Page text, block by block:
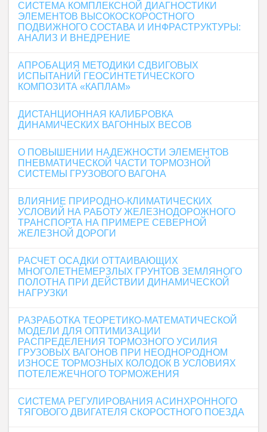
СИСТЕМА КОМПЛЕКСНОЙ ДИАГНОСТИКИ
ЭЛЕМЕНТОВ ВЫСОКОСКОРОСТНОГО
ПОДВИЖНОГО СОСТАВА И ИНФРАСТРУКТУРЫ:
АНАЛИЗ И ВНЕДРЕНИЕ
АПРОБАЦИЯ МЕТОДИКИ СДВИГОВЫХ
ИСПЫТАНИЙ ГЕОСИНТЕТИЧЕСКОГО
КОМПОЗИТА «КАПЛАМ»
ДИСТАНЦИОННАЯ КАЛИБРОВКА
ДИНАМИЧЕСКИХ ВАГОННЫХ ВЕСОВ
О ПОВЫШЕНИИ НАДЕЖНОСТИ ЭЛЕМЕНТОВ
ПНЕВМАТИЧЕСКОЙ ЧАСТИ ТОРМОЗНОЙ
СИСТЕМЫ ГРУЗОВОГО ВАГОНА
ВЛИЯНИЕ ПРИРОДНО-КЛИМАТИЧЕСКИХ
УСЛОВИЙ НА РАБОТУ ЖЕЛЕЗНОДОРОЖНОГО
ТРАНСПОРТА НА ПРИМЕРЕ СЕВЕРНОЙ
ЖЕЛЕЗНОЙ ДОРОГИ
РАСЧЕТ ОСАДКИ ОТТАИВАЮЩИХ
МНОГОЛЕТНЕМЕРЗЛЫХ ГРУНТОВ ЗЕМЛЯНОГО
ПОЛОТНА ПРИ ДЕЙСТВИИ ДИНАМИЧЕСКОЙ
НАГРУЗКИ
РАЗРАБОТКА ТЕОРЕТИКО-МАТЕМАТИЧЕСКОЙ
МОДЕЛИ ДЛЯ ОПТИМИЗАЦИИ
РАСПРЕДЕЛЕНИЯ ТОРМОЗНОГО УСИЛИЯ
ГРУЗОВЫХ ВАГОНОВ ПРИ НЕОДНОРОДНОМ
ИЗНОСЕ ТОРМОЗНЫХ КОЛОДОК В УСЛОВИЯХ
ПОТЕЛЕЖЕЧНОГО ТОРМОЖЕНИЯ
СИСТЕМА РЕГУЛИРОВАНИЯ АСИНХРОННОГО
ТЯГОВОГО ДВИГАТЕЛЯ СКОРОСТНОГО ПОЕЗДА